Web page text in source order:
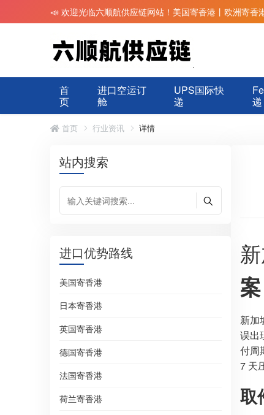
📣 欢迎光临六顺航供应链网站！美国寄香港丨欧洲寄
首
页
进口空运订
舱
UPS国际快
递
递
首页 行业资讯 详情
站内搜索
进口优势路线
美国寄香港
日本寄香港
英国寄香港
德国寄香港
法国寄香港
荷兰寄香港
案
新加
误出
付周
7 天
取